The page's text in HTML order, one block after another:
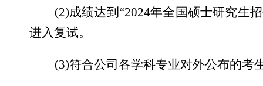
(2)成绩达到 “2024年全国硕士研究生
进入复试。
(3)符合公司各学科专业对外公布的考